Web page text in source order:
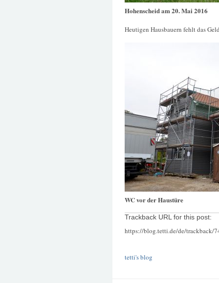
Hohenscheid am 20. Mai 2016
Heutigen Hausbauern fehlt das
WC vor der Haustüre
Trackback URL for this post:
https://blog.tetti.de/de/trackback/
tetti's blog